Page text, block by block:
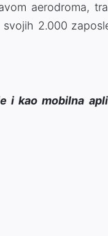
aerodroma,
2.000
i kao mobilna